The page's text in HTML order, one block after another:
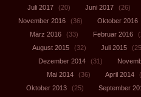
Juli 2017
(20) Juni 2017 (26)
November 2016
(36) Oktober 2016
März 2016
(33) Februar 2016
August 2015
(32) Juli 2015
Dezember 2014
(31)
Mai 2014
(36) April 2014
Oktober 2013
(25) September